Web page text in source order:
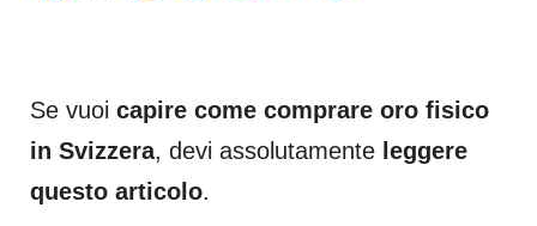
Se vuoi capire come comprare oro fisico
in Svizzera, devi assolutamente leggere
questo articolo.